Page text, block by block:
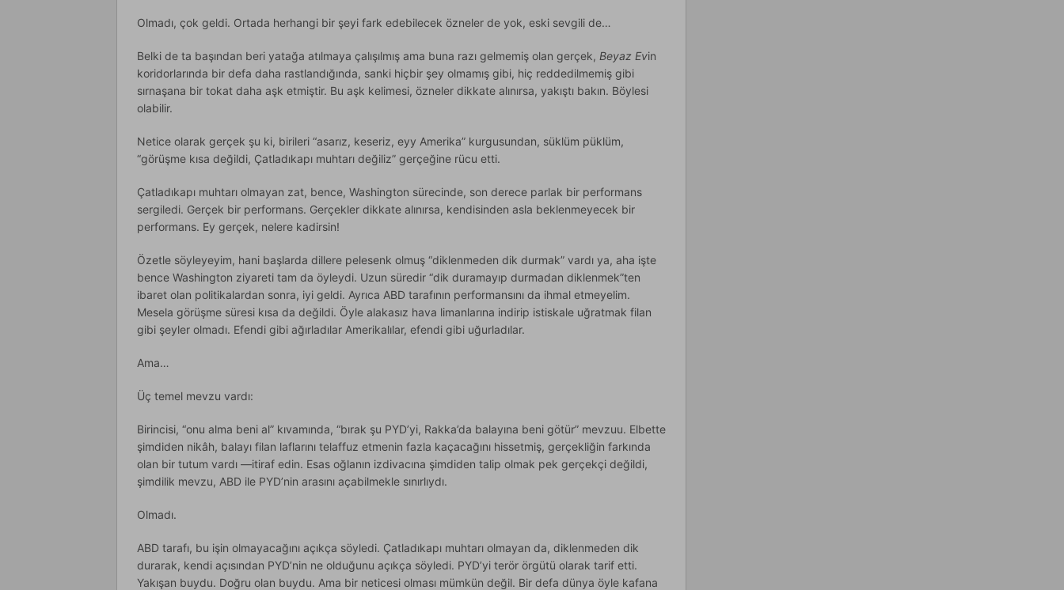
Olmadı, çok geldi. Ortada herhangi bir şeyi fark edebilecek özneler de yok, eski sevgili de…
Belki de ta başından beri yatağa atılmaya çalışılmış ama buna razı gelmemiş olan gerçek, Beyaz Evin
koridorlarında bir defa daha rastlandığında, sanki hiçbir şey olmamış gibi, hiç reddedilmemiş gibi
sırnaşana bir tokat daha aşk etmiştir. Bu aşk kelimesi, özneler dikkate alınırsa, yakıştı bakın. Böylesi
olabilir.
Netice olarak gerçek şu ki, birileri “asarız, keseriz, eyy Amerika” kurgusundan, süklüm püklüm,
“görüşme kısa değildi, Çatladıkapı muhtarı değiliz” gerçeğine rücu etti.
Çatladıkapı muhtarı olmayan zat, bence, Washington sürecinde, son derece parlak bir performans
sergiledi. Gerçek bir performans. Gerçekler dikkate alınırsa, kendisinden asla beklenmeyecek bir
performans. Ey gerçek, nelere kadirsin!
Özetle söyleyeyim, hani başlarda dillere pelesenk olmuş “diklenmeden dik durmak” vardı ya, aha işte
bence Washington ziyareti tam da öyleydi. Uzun süredir “dik duramayıp durmadan diklenmek”ten
ibaret olan politikalardan sonra, iyi geldi. Ayrıca ABD tarafının performansını da ihmal etmeyelim.
Mesela görüşme süresi kısa da değildi. Öyle alakasız hava limanlarına indirip istiskale uğratmak filan
gibi şeyler olmadı. Efendi gibi ağırladılar Amerikalılar, efendi gibi uğurladılar.
Ama…
Üç temel mevzu vardı:
Birincisi, “onu alma beni al” kıvamında, “bırak şu PYD’yi, Rakka’da balayına beni götür” mevzuu. Elbette
şimdiden nikâh, balayı filan laflarını telaffuz etmenin fazla kaçacağını hissetmiş, gerçekliğin farkında
olan bir tutum vardı —itiraf edin. Esas oğlanın izdivacına şimdiden talip olmak pek gerçekçi değildi,
şimdilik mevzu, ABD ile PYD’nin arasını açabilmekle sınırlıydı.
Olmadı.
ABD tarafı, bu işin olmayacağını açıkça söyledi. Çatladıkapı muhtarı olmayan da, diklenmeden dik
durarak, kendi açısından PYD’nin ne olduğunu açıkça söyledi. PYD’yi terör örgütü olarak tarif etti.
Yakışan buydu. Doğru olan buydu. Ama bir neticesi olması mümkün değil. Bir defa dünya öyle kafana